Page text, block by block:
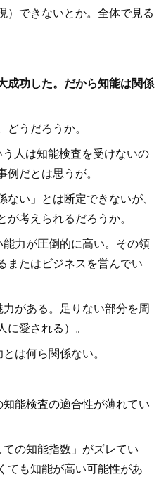
）できないとか。全体で見る
成功した。だから知能は関係
うだろうか。
人は知能検査を受けないの
だとは思うが。
い」とは断定できないが、
考えられるだろうか。
力が圧倒的に高い。その領
またはビジネスを営んでい
がある。足りない部分を周
愛される）。
は何ら関係ない。
能検査の適合性が薄れてい
の知能指数」がズレてい
ても知能が高い可能性があ